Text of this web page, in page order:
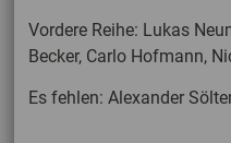
Vordere Reihe: Lukas
Becker, Carlo Hofmann,
Es fehlen: Alexander